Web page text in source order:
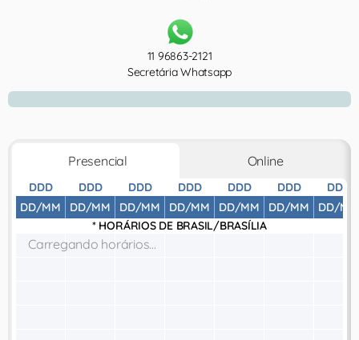
11 96863-2121
Secretária Whatsapp
Presencial Online
DDD
DD/MM
DDD
DD/MM
DDD
DD/MM
DDD
DD/MM
DDD
DD/MM
DDD
DD/MM
DDD
DD/MM
* HORÁRIOS DE BRASIL/BRASÍLIA
Carregando horários...